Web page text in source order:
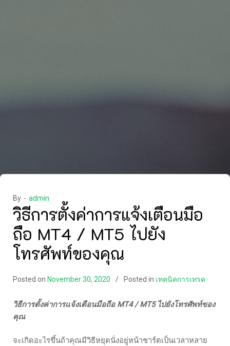
By - admin
วิธีการตั้งค่าการแจ้งเตือนมือ
ถือ MT4 / MT5 ไปยัง
โทรศัพท์ของคุณ
Posted on November 30, 2020 Posted in เทคนิคการเทรด
วิธีการตั้งค่าการแจ้งเตือนมือถือ MT4 / MT5 ไปยังโทรศัพท์ของ
คุณ
จะเกิดอะไรขึ้นถ้าคุณมีวิธีหยุดนั่งอยู่หน้าชาร์ตเป็นเวลาหลาย